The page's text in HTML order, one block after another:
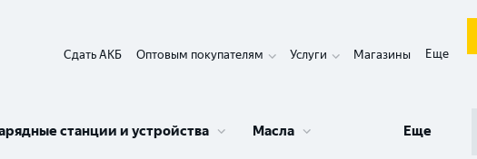
Сдать АКБ Оптовым покупателям Услуги Магазины Еще
станции и устройства Масла Еще